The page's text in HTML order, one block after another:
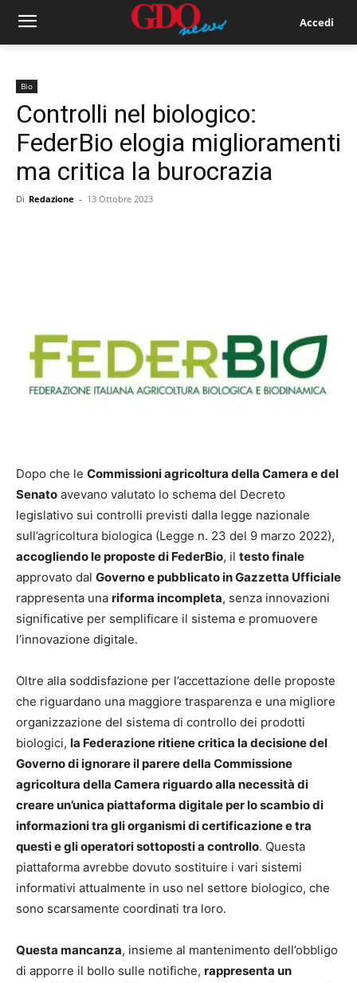
Accedi
Bio
Controlli nel biologico:
FederBio elogia miglioramenti
ma critica la burocrazia
Di Redazione - 13 Ottobre 2023
Dopo che le Commissioni agricoltura della Camera e del
Senato avevano valutato lo schema del Decreto
legislativo sui controlli previsti dalla legge nazionale
sull’agricoltura biologica (Legge n. 23 del 9 marzo 2022),
accogliendo le proposte di FederBio, il testo finale
approvato dal Governo e pubblicato in Gazzetta Ufficiale
rappresenta una riforma incompleta, senza innovazioni
significative per semplificare il sistema e promuovere
l’innovazione digitale.
Oltre alla soddisfazione per l’accettazione delle proposte
che riguardano una maggiore trasparenza e una migliore
organizzazione del sistema di controllo dei prodotti
biologici, la Federazione ritiene critica la decisione del
Governo di ignorare il parere della Commissione
agricoltura della Camera riguardo alla necessità di
creare un’unica piattaforma digitale per lo scambio di
informazioni tra gli organismi di certificazione e tra
questi e gli operatori sottoposti a controllo. Questa
piattaforma avrebbe dovuto sostituire i vari sistemi
informativi attualmente in uso nel settore biologico, che
sono scarsamente coordinati tra loro.
Questa mancanza, insieme al mantenimento dell’obbligo
di apporre il bollo sulle notifiche, rappresenta un